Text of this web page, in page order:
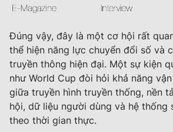
Đúng vậy, đây là một cơ hội rất
thể hiện năng lực chuyển đổi số và
truyền thông hiện đại. Một sự kiện
như World Cup đòi hỏi khả năng
giữa truyền hình truyền thống, nền
hội, dữ liệu người dùng và hệ thống
theo thời gian thực.